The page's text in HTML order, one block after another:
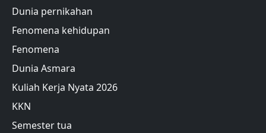
Dunia pernikahan
Fenomena kehidupan
Fenomena
Dunia Asmara
Kuliah Kerja Nyata 2026
KKN
Semester tua